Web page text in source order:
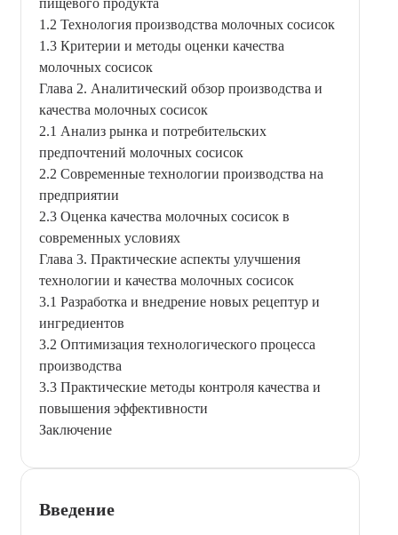
1.2 Технология производства молочных сосисок
1.3 Критерии и методы оценки качества
молочных сосисок
Глава 2. Аналитический обзор производства и
качества молочных сосисок
2.1 Анализ рынка и потребительских
предпочтений молочных сосисок
2.2 Современные технологии производства на
предприятии
2.3 Оценка качества молочных сосисок в
современных условиях
Глава 3. Практические аспекты улучшения
технологии и качества молочных сосисок
3.1 Разработка и внедрение новых рецептур и
ингредиентов
3.2 Оптимизация технологического процесса
производства
3.3 Практические методы контроля качества и
повышения эффективности
Заключение
Введение